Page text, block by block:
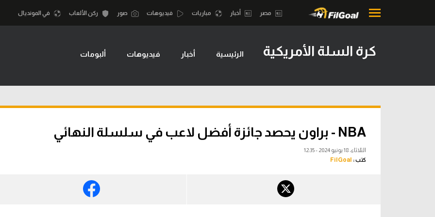
ميركاتو
فانتازي في الجول
الكرة الإفريقية
الدوري الإنجليزي
كرة السلة
كرة سلة
مصر أخبار مباريات فيديوهات صور ركن الألعاب في المونديال
كرة السلة الأمريكية الرئيسية أخبار فيديوهات ألبومات
NBA - براون يحصد جائزة أفضل لاعب في سلسلة النهائي
الثلاثاء، 18 يونيو 2024 - 12:35
كتب : FilGoal